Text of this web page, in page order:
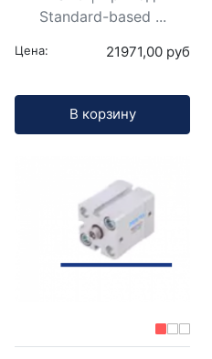
Standard-based ...
Цена: 21971,00 руб
В корзину